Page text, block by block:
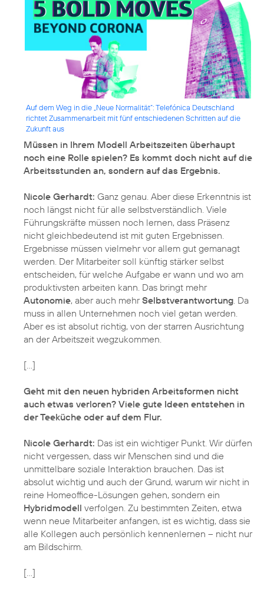
Auf dem Weg in die „Neue Normalität“: Telefónica Deutschland
richtet Zusammenarbeit mit fünf entschiedenen Schritten auf die
Zukunft aus
Müssen in Ihrem Modell Arbeitszeiten überhaupt
noch eine Rolle spielen? Es kommt doch nicht auf die
Arbeitsstunden an, sondern auf das Ergebnis.
Nicole Gerhardt: Ganz genau. Aber diese Erkenntnis ist
noch längst nicht für alle selbstverständlich. Viele
Führungskräfte müssen noch lernen, dass Präsenz
nicht gleichbedeutend ist mit guten Ergebnissen.
Ergebnisse müssen vielmehr vor allem gut gemanagt
werden. Der Mitarbeiter soll künftig stärker selbst
entscheiden, für welche Aufgabe er wann und wo am
produktivsten arbeiten kann. Das bringt mehr
Autonomie, aber auch mehrSelbstverantwortung . Da
muss in allen Unternehmen noch viel getan werden.
Aber es ist absolut richtig, von der starren Ausrichtung
an der Arbeitszeit wegzukommen.
[…]
Geht mit den neuen hybriden Arbeitsformen nicht
auch etwas verloren? Viele gute Ideen entstehen in
der Teeküche oder auf dem Flur.
Nicole Gerhardt: Das ist ein wichtiger Punkt. Wir dürfen
nicht vergessen, dass wir Menschen sind und die
unmittelbare soziale Interaktion brauchen. Das ist
absolut wichtig und auch der Grund, warum wir nicht in
reine Homeoffice-Lösungen gehen, sondern ein
Hybridmodell verfolgen. Zu bestimmten Zeiten, etwa
wenn neue Mitarbeiter anfangen, ist es wichtig, dass sie
alle Kollegen auch persönlich kennenlernen – nicht nur
am Bildschirm.
[…]